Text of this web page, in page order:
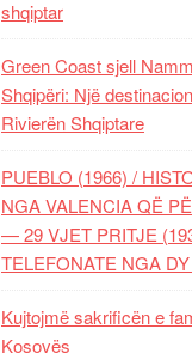
shqiptar
Green Coast sjell
Shqipëri: Një
Rivierën Shqiptare
PUEBLO (1966) /
NGA VALENCIA QË
— 29 VJET PRITJE
TELEFONATE NGA
Kujtojmë sakrificën e
Kosovës